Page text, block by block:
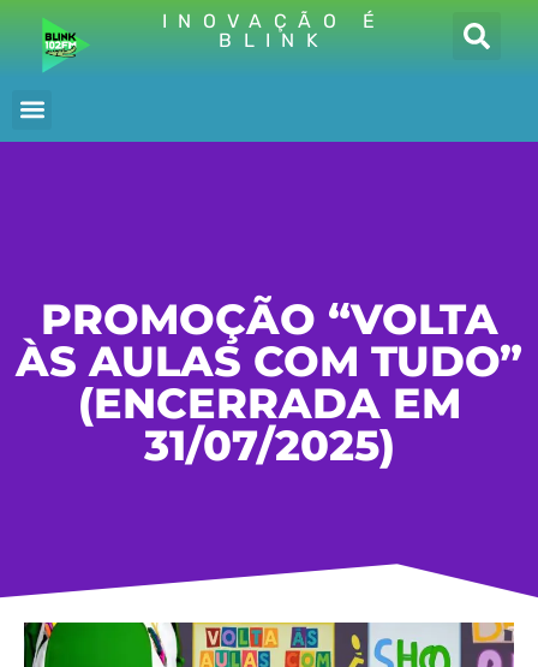
INOVAÇÃO É
BLINK
PROMOÇÃO “VOLTA
ÀS AULAS COM TUDO”
(ENCERRADA EM
31/07/2025)